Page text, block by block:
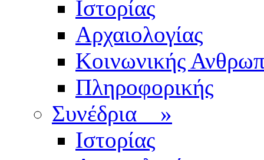
Ιστορίας
Αρχαιολογίας
Κοινωνικής
Πληροφορικής
Συνέδρια »
Ιστορίας